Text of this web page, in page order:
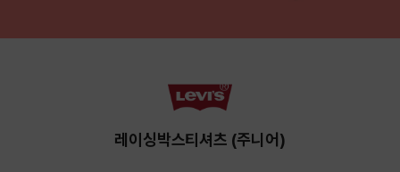
레이싱박스티셔츠 (주니어)